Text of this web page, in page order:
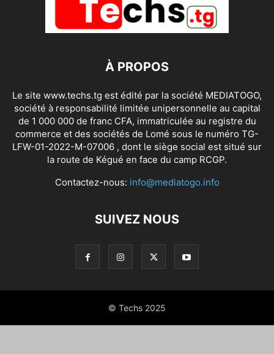
À PROPOS
Le site www.techs.tg est édité par la société MEDIATOGO,
société à responsabilité limitée unipersonnelle au capital
de 1 000 000 de franc CFA, immatriculée au registre du
commerce et des sociétés de Lomé sous le numéro TG-
LFW-01-2022-M-07006 , dont le siège social est situé sur
la route de Kégué en face du camp RCGP.
Contactez-nous: info@mediatogo.info
SUIVEZ NOUS
© Techs 2025